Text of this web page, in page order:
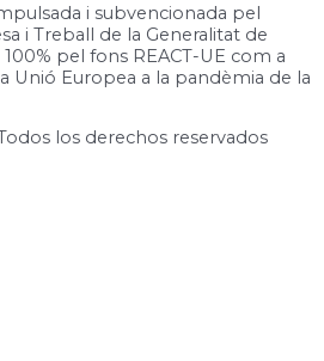
i subvencionada pel
i Treball de la Generalitat de
pel fons REACT-UE com a
Unió Europea a la pandèmia de la
los derechos reservados